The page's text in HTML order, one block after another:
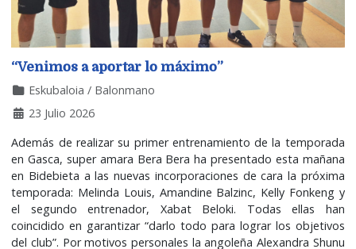
“Venimos a aportar lo máximo”
Eskubaloia / Balonmano
23 Julio 2026
Además de realizar su primer entrenamiento de la temporada
en Gasca, super amara Bera Bera ha presentado esta mañana
en Bidebieta a las nuevas incorporaciones de cara la próxima
temporada: Melinda Louis, Amandine Balzinc, Kelly Fonkeng y
el segundo entrenador, Xabat Beloki. Todas ellas han
coincidido en garantizar “darlo todo para lograr los objetivos
del club”. Por motivos personales la angoleña Alexandra Shunu